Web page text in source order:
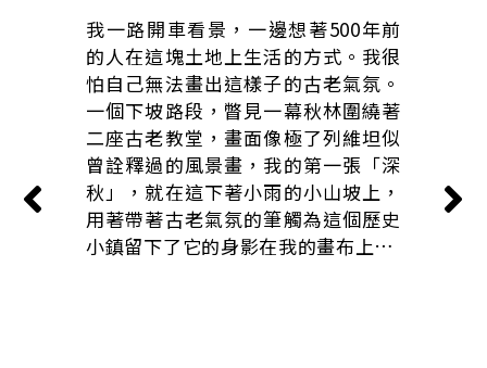
我一路開車看景，一邊想著500年前
的人在這塊土地上生活的方式。我很
怕自己無法畫出這樣子的古老氣氛。
一個下坡路段，瞥見一幕秋林圍繞著
二座古老教堂，畫面像極了列維坦似
曾詮釋過的風景畫，我的第一張「深
秋」，就在這下著小雨的小山坡上，
用著帶著古老氣氛的筆觸為這個歷史
小鎮留下了它的身影在我的畫布上…